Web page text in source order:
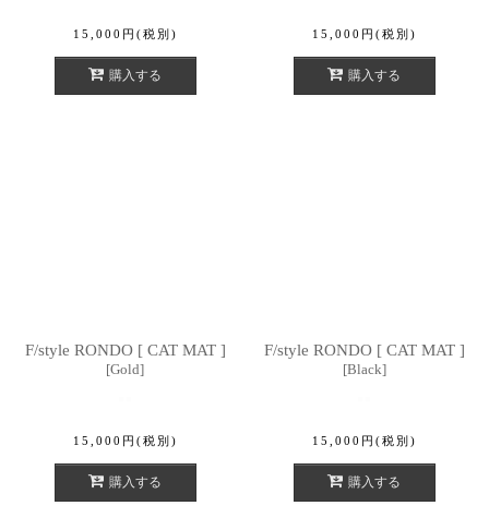
15,000 円 (税別)
購入する
15,000 円 (税別)
購入する
F/style RONDO [ CAT MAT ]
[Gold]
15,000 円 (税別)
購入する
F/style RONDO [ CAT MAT ]
[Black]
15,000 円 (税別)
購入する